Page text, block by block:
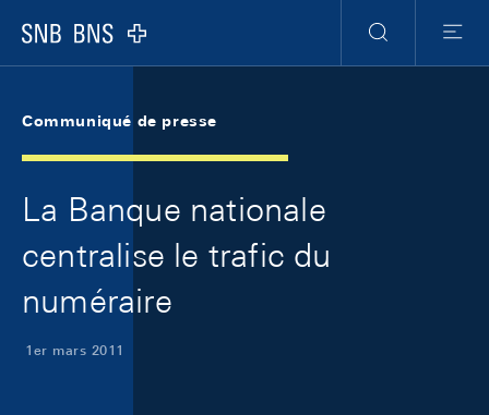
Logo
RechercheMenu
Communiqué de presse
La Banque nationale
centralise le trafic du
numéraire
1er mars 2011